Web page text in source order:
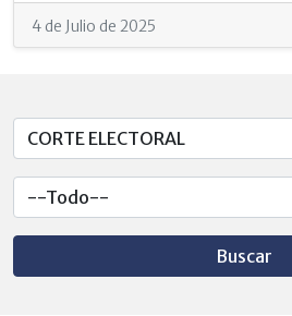
4 de Julio de 2025
Buscar